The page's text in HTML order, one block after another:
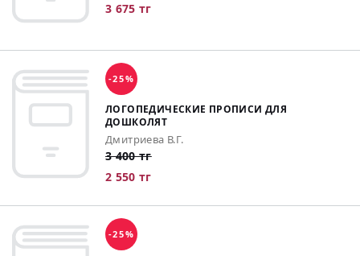
3 675 тг
-25%
ЛОГОПЕДИЧЕСКИЕ ПРОПИСИ ДЛЯ
ДОШКОЛЯТ
Дмитриева В.Г.
3 400 тг
2 550 тг
-25%